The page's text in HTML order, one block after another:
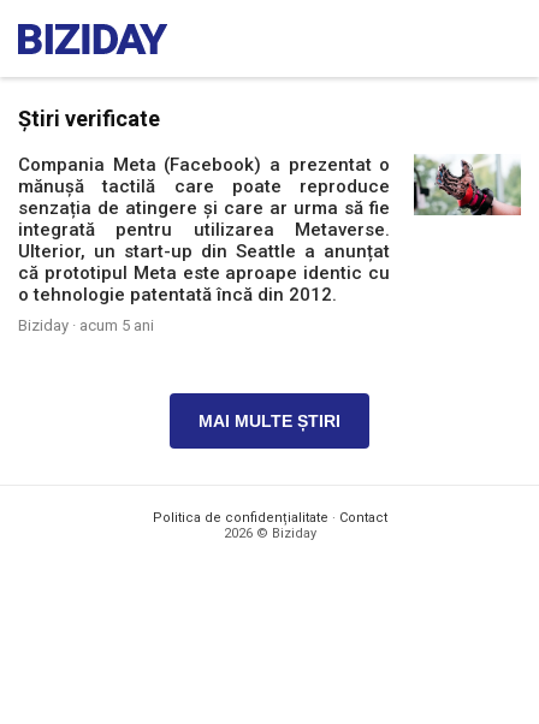
Știri verificate
Compania Meta (Facebook) a prezentat o
mănușă tactilă care poate reproduce
senzația de atingere și care ar urma să fie
integrată pentru utilizarea Metaverse.
Ulterior, un start-up din Seattle a anunțat
că prototipul Meta este aproape identic cu
o tehnologie patentată încă din 2012.
Biziday · acum 5 ani
MAI MULTE ȘTIRI
Politica de confidențialitate · Contact
2026 © Biziday